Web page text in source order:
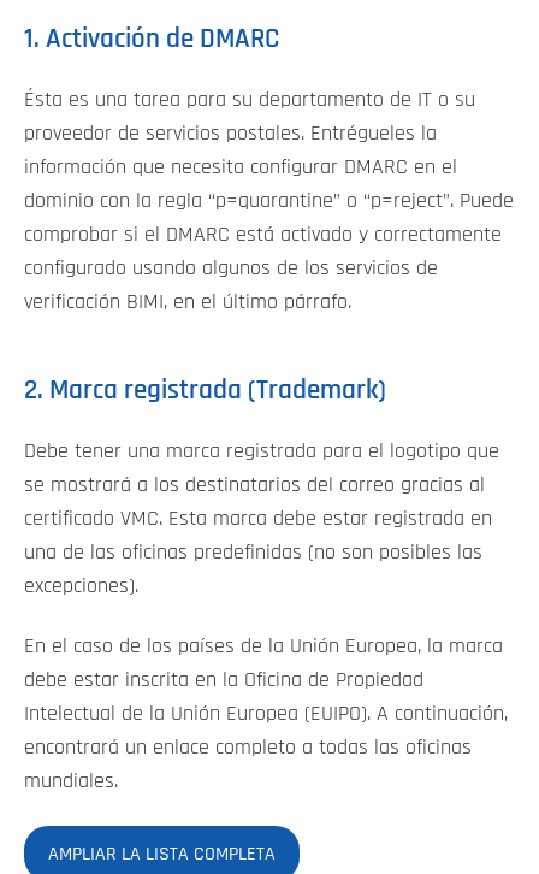
1. Activación de DMARC
Ésta es una tarea para su departamento de IT o su
proveedor de servicios postales. Entrégueles la
información que necesita configurar DMARC en el
dominio con la regla “p=quarantine” o “p=reject”. Puede
comprobar si el DMARC está activado y correctamente
configurado usando algunos de los servicios de
verificación BIMI, en el último párrafo.
2. Marca registrada (Trademark)
Debe tener una marca registrada para el logotipo que
se mostrará a los destinatarios del correo gracias al
certificado VMC. Esta marca debe estar registrada en
una de las oficinas predefinidas (no son posibles las
excepciones).
En el caso de los países de la Unión Europea, la marca
debe estar inscrita en la Oficina de Propiedad
Intelectual de la Unión Europea (EUIPO). A continuación,
encontrará un enlace completo a todas las oficinas
mundiales.
AMPLIAR LA LISTA COMPLETA